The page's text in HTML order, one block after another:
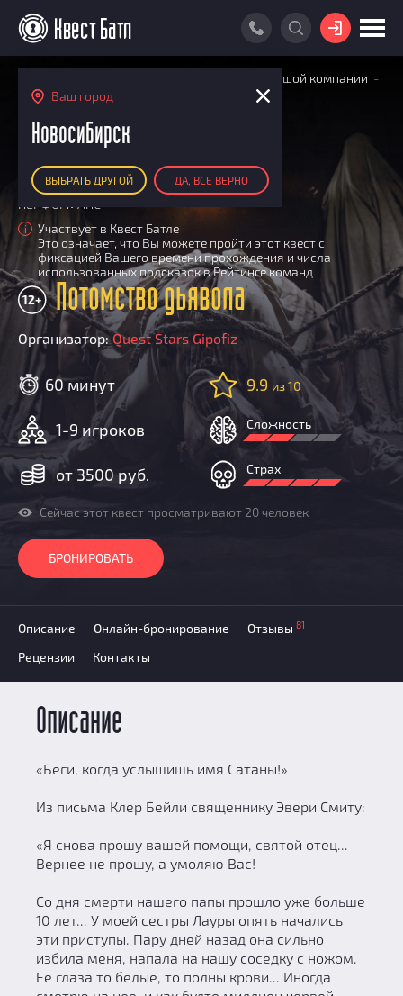
Ваш город
Новосибирск
ВЫБРАТЬ ДРУГОЙ ДА, ВСЕ ВЕРНО
ВОЙТИ
КАРТА КВЕСТОВ
РЕЙТИНГ КОМАНД
По количеству очков
По качеству игры
Список команд
ПОИСК КОМАНДЫ
КВЕСТ БАТЛ
О Квест Батле
Cashback
Как подсчитываются рейтинги
Призы
Новости
Добавить квест
Партнерам
КВЕСТ В ПОДАРОК
Квесты для большой компании
Потомство дьявола
ПЕРФОРМАНС
i
Участвует в Квест Батле
Это означает, что Вы можете пройти этот квест с
фиксацией Вашего времени прохождения и числа
использованных подсказок в Рейтинге команд
Потомство дьявола
12+
Организатор: Quest Stars Gipofiz
60 минут
1-9 игроков
от 3500 руб.
9.9 из 10
Сложность
Страх
Сейчас этот квест просматривают 20 человек
БРОНИРОВАТЬ
Описание Онлайн-бронирование Отзывы 81
Рецензии Контакты
Описание
«Беги, когда услышишь имя Сатаны!»
Из письма Клер Бейли священнику Эвери Смиту:
«Я снова прошу вашей помощи, святой отец...
Вернее не прошу, а умоляю Вас!
Со дня смерти нашего папы прошло уже больше
10 лет... У моей сестры Лауры опять начались
эти приступы. Пару дней назад она сильно
избила меня, напала на нашу соседку с ножом.
Ее глаза то белые, то полны крови... Иногда